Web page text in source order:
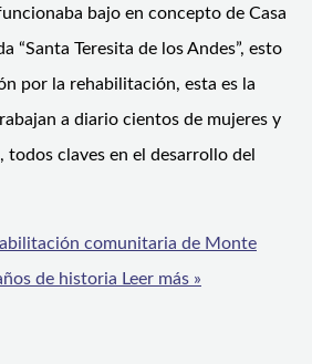
bajo en concepto de Casa
“Santa Teresita de los Andes”, esto
por la rehabilitación, esta es la
a diario cientos de mujeres y
todos claves en el desarrollo del
comunitaria de Monte
de historia Leer más »